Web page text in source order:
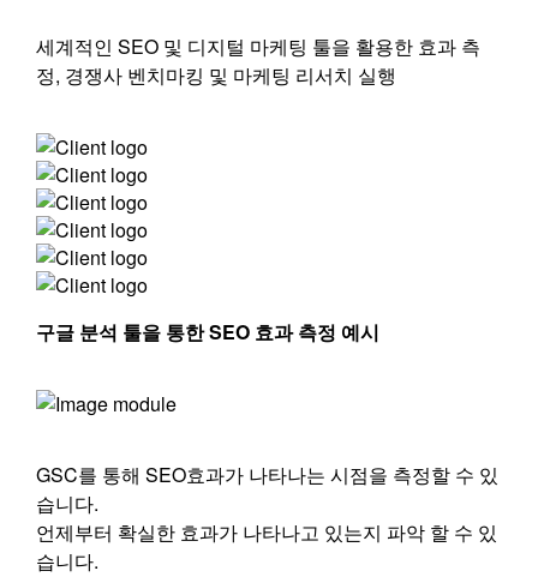
세계적인 SEO 및 디지털 마케팅 툴을 활용한 효과 측
정, 경쟁사 벤치마킹 및 마케팅 리서치 실행
구글 분석 툴을 통한 SEO 효과 측정 예시
GSC를 통해 SEO효과가 나타나는 시점을 측정할 수 있
습니다.
언제부터 확실한 효과가 나타나고 있는지 파악 할 수 있
습니다.